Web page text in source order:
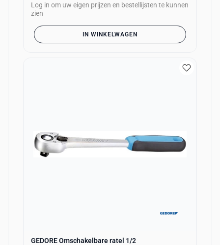
Log in om uw eigen prijzen en bestellijsten te kunnen
zien
IN WINKELWAGEN
GEDORE Omschakelbare ratel 1/2